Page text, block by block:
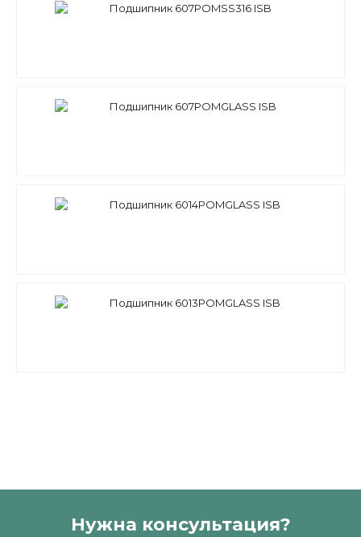
Подшипник 607POMSS316 ISB
Подшипник 607POMGLASS ISB
Подшипник 6014POMGLASS ISB
Подшипник 6013POMGLASS ISB
Нужна консультация?